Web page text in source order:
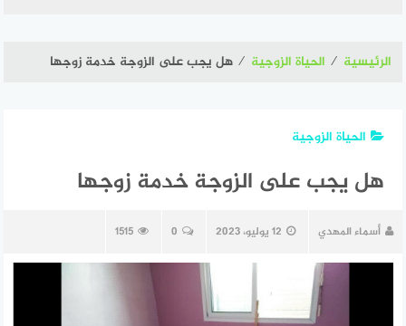
الرئيسية ⁄ الحياة الزوجية ⁄ هل يجب على الزوجة خدمة زوجها
الحياة الزوجية
هل يجب على الزوجة خدمة زوجها
أسماء المهدي 12 يوليو، 2023 0
1515